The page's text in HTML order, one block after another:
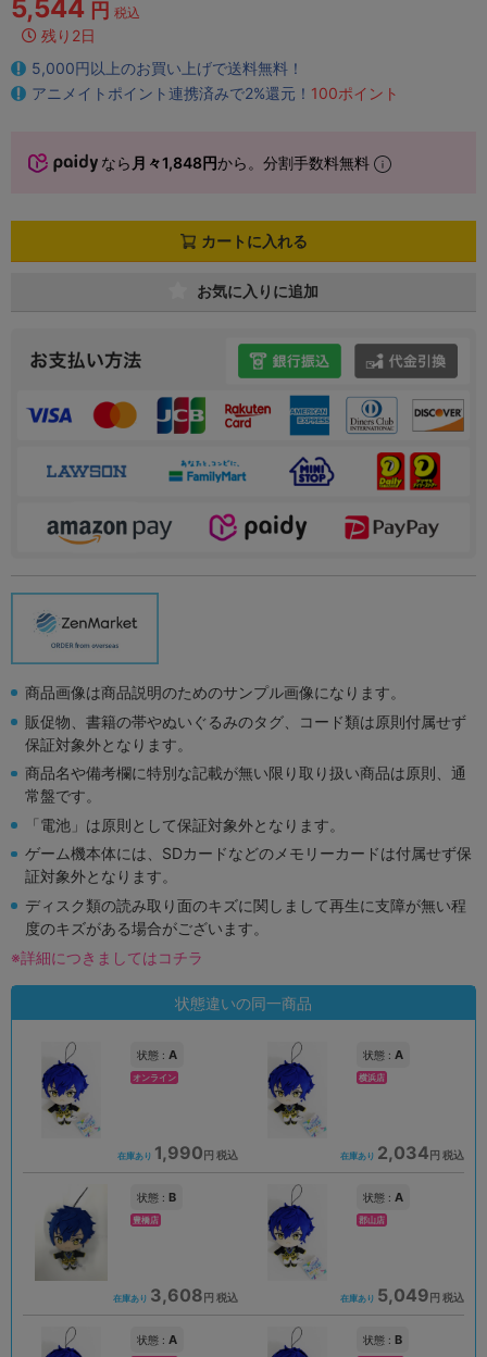
5,544 円 税込
残り2日
5,000円以上のお買い上げで送料無料！
アニメイトポイント連携済みで2%還元！ 100ポイント
なら 月々1,848円から。分割手数料無料
カートに入れる
お気に入りに追加
商品画像は商品説明のためのサンプル画像になります。
販促物、書籍の帯やぬいぐるみのタグ、コード類は原則付属せず
保証対象外となります。
商品名や備考欄に特別な記載が無い限り取り扱い商品は原則、通
常盤です。
「電池」は原則として保証対象外となります。
ゲーム機本体には、SDカードなどのメモリーカードは付属せず保
証対象外となります。
ディスク類の読み取り面のキズに関しまして再生に支障が無い程
度のキズがある場合がございます。
※詳細につきましてはコチラ
状態違いの同一商品
状態 : A
オンライン
在庫あり 1,990円 税込
状態 : A
横浜店
在庫あり 2,034円 税込
状態 : B
豊橋店
在庫あり 3,608円 税込
状態 : A
郡山店
在庫あり 5,049円 税込
状態 : A 状態 : B